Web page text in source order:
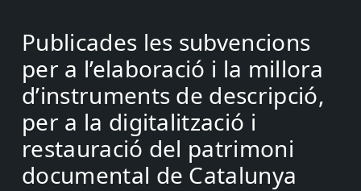
Publicades les subvencions
per a l’elaboració i la millora
d’instruments de descripció,
per a la digitalització i
restauració del patrimoni
documental de Catalunya